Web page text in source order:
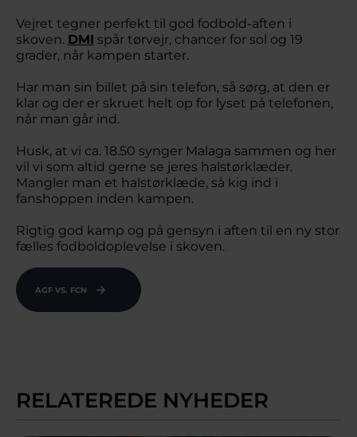
Vejret tegner perfekt til god fodbold-aften i
skoven. DMI spår tørvejr, chancer for sol og 19
grader, når kampen starter.
Har man sin billet på sin telefon, så sørg, at den er
klar og der er skruet helt op for lyset på telefonen,
når man går ind.
Husk, at vi ca. 18.50 synger Malaga sammen og her
vil vi som altid gerne se jeres halstørklæder.
Mangler man et halstørklæde, så kig ind i
fanshoppen inden kampen.
Rigtig god kamp og på gensyn i aften til en ny stor
fælles fodboldoplevelse i skoven.
AGF VS. FCN
RELATEREDE NYHEDER